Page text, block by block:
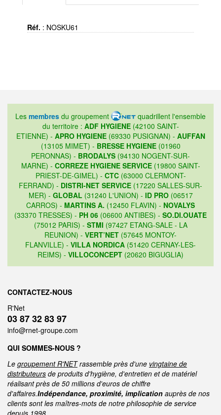
Réf. : NOSKU61
Les membres du groupement
quadrillent l'ensemble
du territoire : ADF HYGIENE(42100 SAINT-
ETIENNE) - APRO HYGIENE(69330 PUSIGNAN) - AUFFAN
(13105 MIMET) - BRESSE HYGIENE(01960
PERONNAS) - BRODALYS (94130 NOGENT-SUR-
MARNE) - CORREZE HYGIENE SERVICE(19800 SAINT-
PRIEST-DE-GIMEL) - CTC(63000 CLERMONT-
FERRAND) - DISTRI-NET SERVICE (17220 SALLES-SUR-
MER) - GLOBAL (31240 L'UNION) - ID PRO(06517
CARROS) - MARTINS A. (12450 FLAVIN) - NOVALYS
(33370 TRESSES) - PH 06 (06600 ANTIBES) - SO.DI.OUATE
(75012 PARIS) - STMI (97427 ETANG-SALE - LA
REUNION) - VERT’NET (57645 MONTOY-
FLANVILLE) - VILLA NORDICA (51420 CERNAY-LES-
REIMS) - VILLOCONCEPT (20620 BIGUGLIA)
CONTACTEZ-NOUS
R'Net
03 87 32 83 97
info@rnet-groupe.com
QUI SOMMES-NOUS ?
Le groupement R'NETrassemble près d'une vingtaine de
distributeurs de produits d'hygiène, d'entretien et de matériel
réalisant près de 50 millions d'euros de chiffre
d'affaires.Indépendance, proximité, implication auprès de nos
clients sont les maîtres-mots de notre philosophie de service